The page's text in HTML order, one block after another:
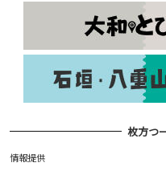
枚方つ
情報提供